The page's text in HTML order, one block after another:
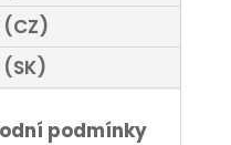
podmínky